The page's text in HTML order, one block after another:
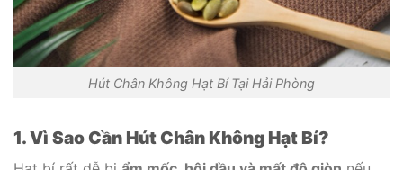
Hút Chân Không Hạt Bí Tại Hải Phòng
1. Vì Sao Cần Hút Chân Không Hạt Bí?